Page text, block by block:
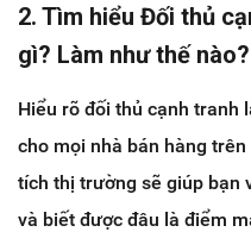
2. Tìm hiểu Đối thủ
gì? Làm như thế nào?
Hiểu rõ đối thủ cạnh tranh
cho mọi nhà bán hàng
tích thị trường sẽ giúp bạn
và biết được đâu là điểm